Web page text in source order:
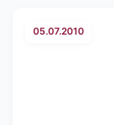
05.07.2010